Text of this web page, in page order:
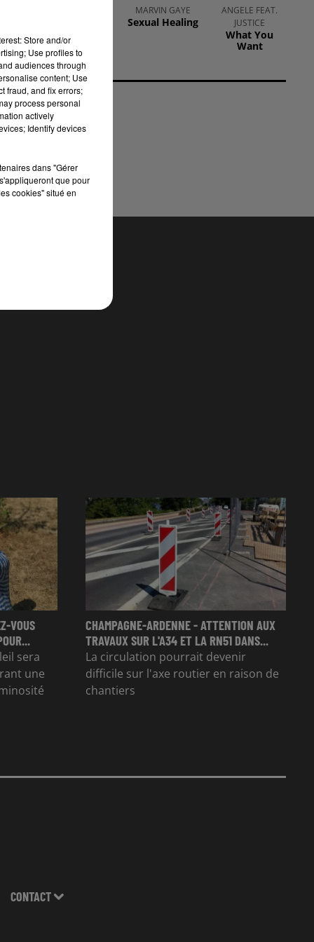
Four To The
Floor
MARVIN GAYE
Sexual Healing
ANGELE FEAT.
JUSTICE
What You
Want
VOUS
sera
une
CHAMPAGNE-ARDENNE - ATTENTION AUX
TRAVAUX SUR L'A34 ET LA RN51 DANS...
La circulation pourrait devenir
difficile sur l'axe routier en raison de
chantiers
CONTACT
Store and/or
Use profiles to
audiences through
content; Use
fraud, and fix errors;
process personal
actively
Identify devices
dans "Gérer
que pour
cookies" situé en